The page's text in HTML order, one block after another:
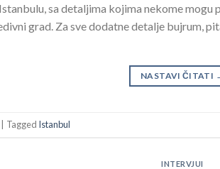
sa detaljima kojima nekome mogu
grad. Za sve dodatne detalje bujrum,
NASTAVI ČITATI
Tagged Istanbul
INTERVJUI